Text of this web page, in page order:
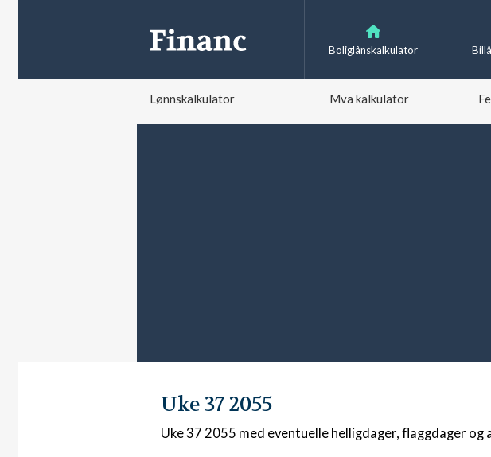
Boliglånskalkulator
Lønnskalkulator Mva kalkulator
Uke 37 2055
Uke 37 2055 med eventuelle helligdager, flaggdager og